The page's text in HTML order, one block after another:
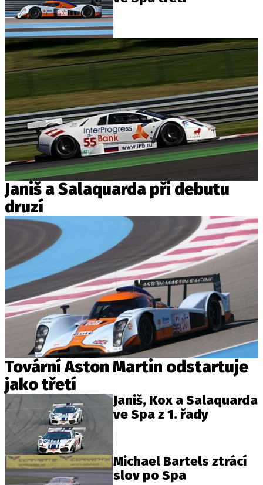
Janiš a Salaquarda při debutu
druzí
Tovární Aston Martin odstartuje
jako třetí
Janiš, Kox a Salaquarda
ve Spa z 1. řady
Michael Bartels ztrácí
slov po Spa